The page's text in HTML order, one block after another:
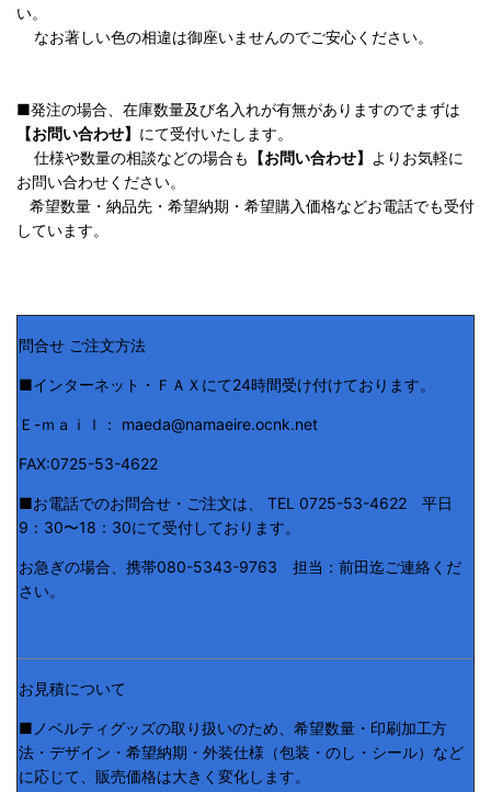
い。
なお著しい色の相違は御座いませんのでご安心ください。
■発注の場合、在庫数量及び名入れが有無がありますのでまずは
【お問い合わせ】 にて受付いたします。
仕様や数量の相談などの場合も
【お問い合わせ】 よりお気軽に
お問い合わせください。
希望数量・納品先・希望納期・希望購入価格などお電話でも受付
しています。
問合せ ご注文方法
■インターネット・ＦＡＸにて24時間受け付けております。
Ｅ-ｍａｉｌ： maeda@namaeire.ocnk.net
FAX:0725-53-4622
■お電話でのお問合せ・ご注文は、 TEL 0725-53-4622 平日
9：30〜18：30にて受付しております。
お急ぎの場合、携帯080-5343-9763 担当：前田迄ご連絡くだ
さい。
お見積について
■ノベルティグッズの取り扱いのため、希望数量・印刷加工方
法・デザイン・希望納期・外装仕様（包装・のし・シール）など
に応じて、販売価格は大きく変化します。